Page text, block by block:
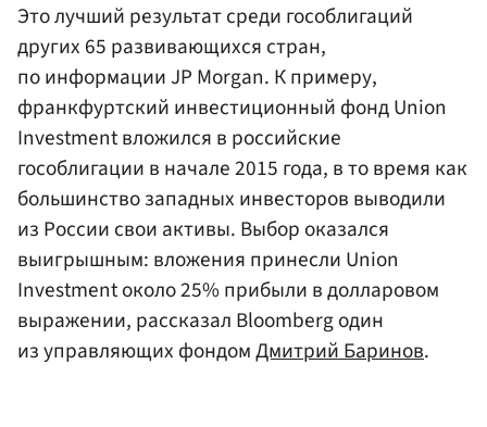
Это лучший результат среди гособлигаций
других 65 развивающихся стран,
по информации JP Morgan. К примеру,
франкфуртский инвестиционный фонд Union
Investment вложился в российские
гособлигации в начале 2015 года, в то время как
большинство западных инвесторов выводили
из России свои активы. Выбор оказался
выигрышным: вложения принесли Union
Investment около 25% прибыли в долларовом
выражении, рассказал Bloomberg один
из управляющих фондомДмитрий Баринов.